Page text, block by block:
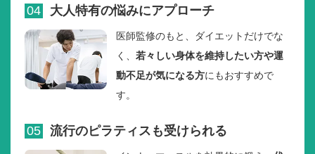
04 大人特有の悩みにアプローチ
医師監修のもと、ダイエットだけでな
く、 若々しい身体を維持したい方や運
動不足が気になる方にもおすすめで
す。
05 流行のピラティスも受けられる